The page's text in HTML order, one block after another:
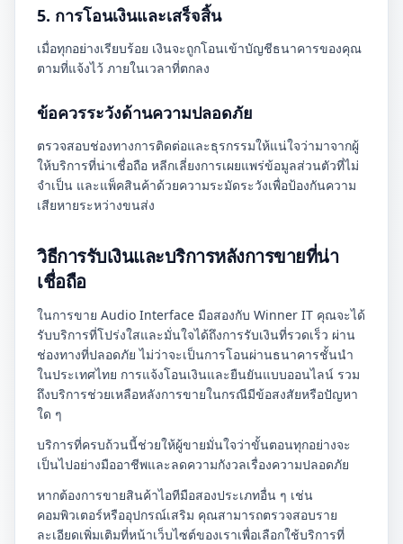
5. การโอนเงินและเสร็จสิ้น
เมื่อทุกอย่างเรียบร้อย เงินจะถูกโอนเข้าบัญชีธนาคารของคุณ
ตามที่แจ้งไว้ ภายในเวลาที่ตกลง
ข้อควรระวังด้านความปลอดภัย
ตรวจสอบช่องทางการติดต่อและธุรกรรมให้แน่ใจว่ามาจากผู้
ให้บริการที่น่าเชื่อถือ หลีกเลี่ยงการเผยแพร่ข้อมูลส่วนตัวที่ไม่
จำเป็น และแพ็คสินค้าด้วยความระมัดระวังเพื่อป้องกันความ
เสียหายระหว่างขนส่ง
วิธีการรับเงินและบริการหลังการขายที่น่า
เชื่อถือ
ในการขาย Audio Interface มือสองกับ Winner IT คุณจะได้
รับบริการที่โปร่งใสและมั่นใจได้ถึงการรับเงินที่รวดเร็ว ผ่าน
ช่องทางที่ปลอดภัย ไม่ว่าจะเป็นการโอนผ่านธนาคารชั้นนำ
ในประเทศไทย การแจ้งโอนเงินและยืนยันแบบออนไลน์ รวม
ถึงบริการช่วยเหลือหลังการขายในกรณีมีข้อสงสัยหรือปัญหา
ใด ๆ
บริการที่ครบถ้วนนี้ช่วยให้ผู้ขายมั่นใจว่าขั้นตอนทุกอย่างจะ
เป็นไปอย่างมืออาชีพและลดความกังวลเรื่องความปลอดภัย
หากต้องการขายสินค้าไอทีมือสองประเภทอื่น ๆ เช่น
คอมพิวเตอร์หรืออุปกรณ์เสริม คุณสามารถตรวจสอบราย
ละเอียดเพิ่มเติมที่หน้าเว็บไซต์ของเราเพื่อเลือกใช้บริการที่